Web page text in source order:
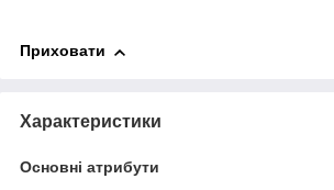
Приховати
Характеристики
Основні атрибути